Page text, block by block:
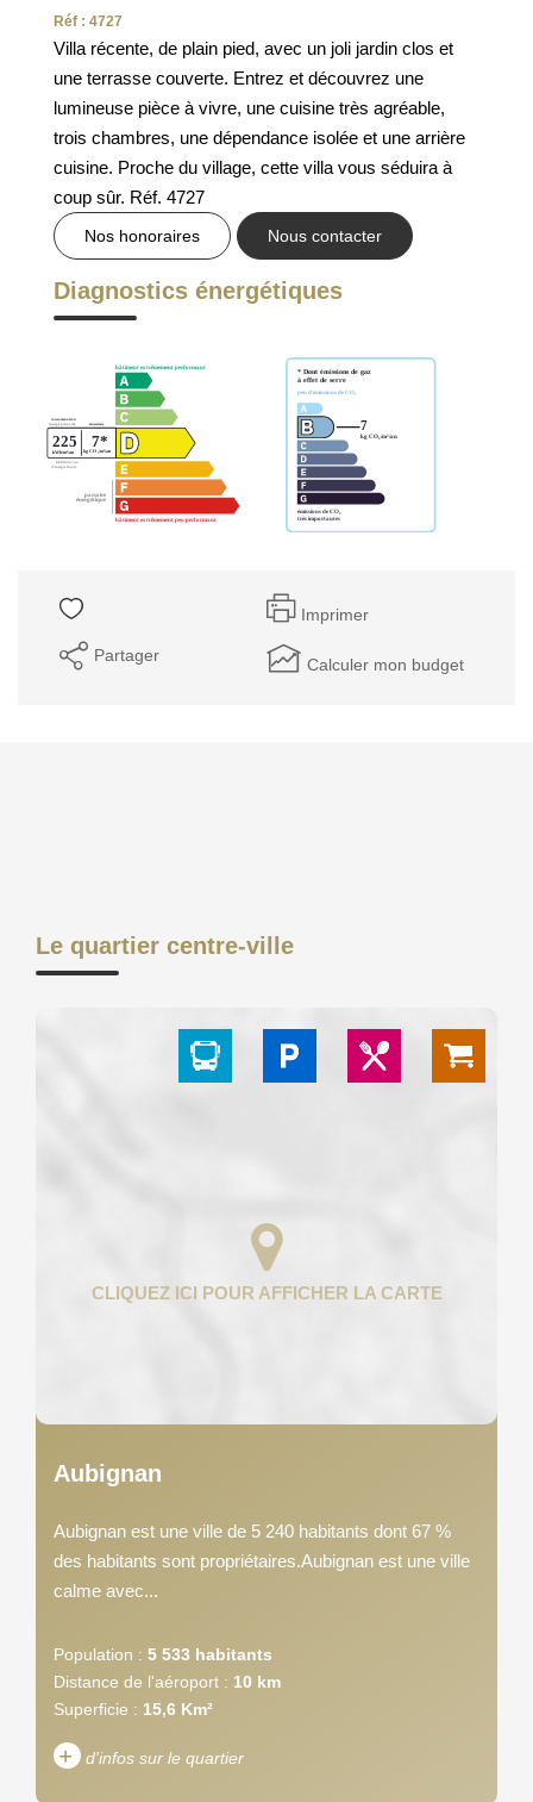
NOS ACTUALITÉS
POLITIQUE DE CONFIDENTIALITÉ
GESTION DES COOKIES
MENTIONS LÉGALES
Réf : 4727
Villa récente, de plain pied, avec un joli jardin clos et
une terrasse couverte. Entrez et découvrez une
lumineuse pièce à vivre, une cuisine très agréable,
trois chambres, une dépendance isolée et une arrière
cuisine. Proche du village, cette villa vous séduira à
coup sûr. Réf. 4727
Nos honoraires Nous contacter
Diagnostics énergétiques
Imprimer
Partager Calculer mon budget
Le quartier centre-ville
Aubignan
Aubignan est une ville de 5 240 habitants dont 67 %
des habitants sont propriétaires.Aubignan est une ville
calme avec...
Population : 5 533 habitants
Distance de l'aéroport : 10 km
Superficie : 15,6 Km²
+ d'infos sur le quartier